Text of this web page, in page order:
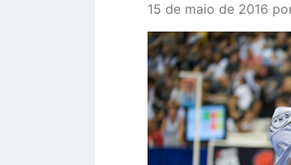
15 de maio de 2016